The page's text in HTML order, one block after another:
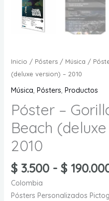
Inicio / Pósters/ Música /
(deluxe version) – 2010
Música, Pósters, Productos
Póster –
Beach
2010
$3.500 - $
Colombia
Pósters Personalizados